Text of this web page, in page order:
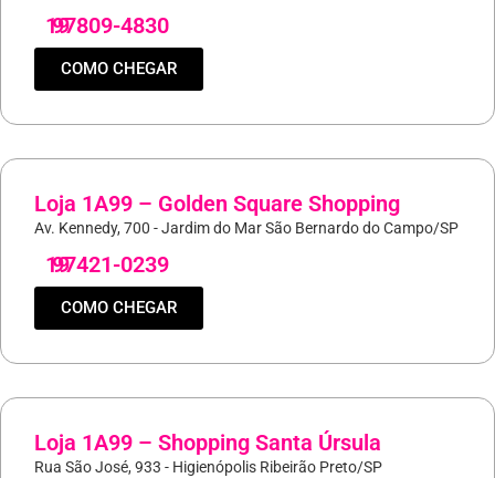
19
97809-4830
COMO CHEGAR
Loja 1A99 – Golden Square Shopping
Av. Kennedy, 700 - Jardim do Mar São Bernardo do Campo/SP
19
97421-0239
COMO CHEGAR
Loja 1A99 – Shopping Santa Úrsula
Rua São José, 933 - Higienópolis Ribeirão Preto/SP